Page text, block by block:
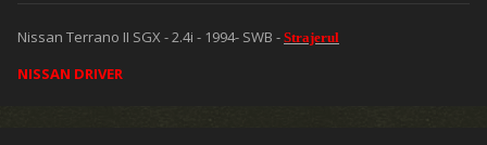
Nissan Terrano II SGX - 2.4i - 1994- SWB - Strajerul
NISSAN DRIVER